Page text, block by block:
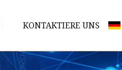
KONTAKTIERE UNS